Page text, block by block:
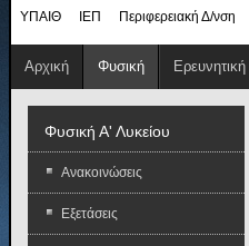
ΥΠΑΙΘ ΙΕΠ Περιφερειακή Δ/νση
Αρχική Φυσική
Φυσική Α' Λυκείου
Ανακοινώσεις
Εξετάσεις